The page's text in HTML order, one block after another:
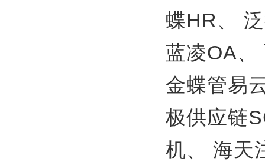
蝶HR、
蓝凌OA、
金蝶管易
极供应链
机、
海天